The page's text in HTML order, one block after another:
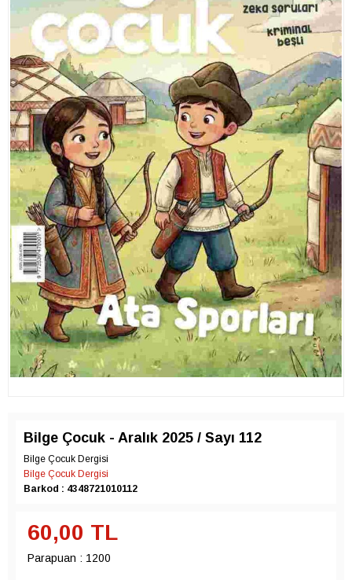
Bilge Çocuk - Aralık 2025 / Sayı 112
Bilge Çocuk Dergisi
Bilge Çocuk Dergisi
Barkod : 4348721010112
60,00 TL
Parapuan : 1200